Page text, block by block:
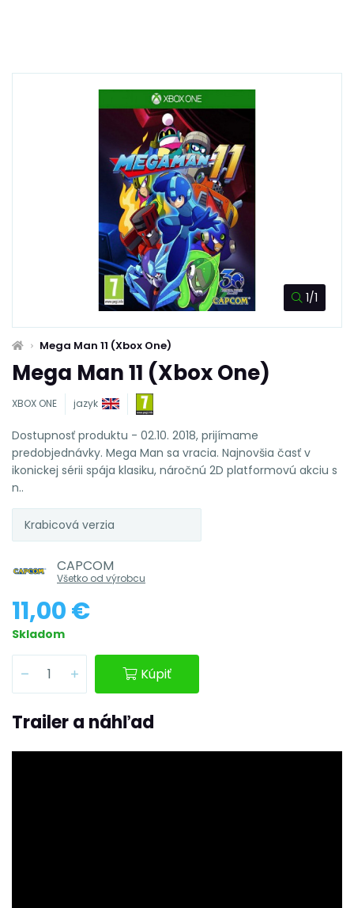
1/1
Mega Man 11 (Xbox One)
Mega Man 11 (Xbox One)
XBOX ONE jazyk
Dostupnosť produktu - 02.10. 2018, prijímame
predobjednávky. Mega Man sa vracia. Najnovšia časť v
ikonickej sérii spája klasiku, náročnú 2D platformovú akciu s
n..
Krabicová verzia
CAPCOM
Všetko od výrobcu
11,00 €
Skladom
Kúpiť
Trailer a náhľad